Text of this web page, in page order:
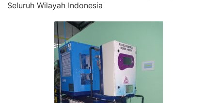
Seluruh Wilayah Indonesia